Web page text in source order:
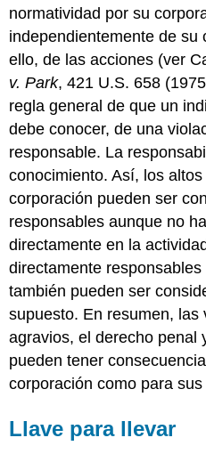
normatividad por su
independientemente de su
ello, de las acciones (ver
v. Park, 421 U.S. 658
regla general de que un
debe conocer, de una
responsable. La
conocimiento. Así, los
corporación pueden ser
responsables aunque no
directamente en la
directamente
también pueden ser
supuesto. En resumen, las
agravios, el derecho penal
pueden tener
corporación como para
Llave para llevar